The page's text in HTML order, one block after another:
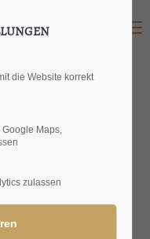
die Website korrekt
Google Maps,
zulassen